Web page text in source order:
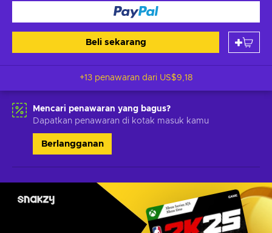
Beli sekarang
+13 penawaran dari US$9,18
Mencari penawaran yang bagus?
Dapatkan penawaran di kotak masuk kamu
Berlangganan